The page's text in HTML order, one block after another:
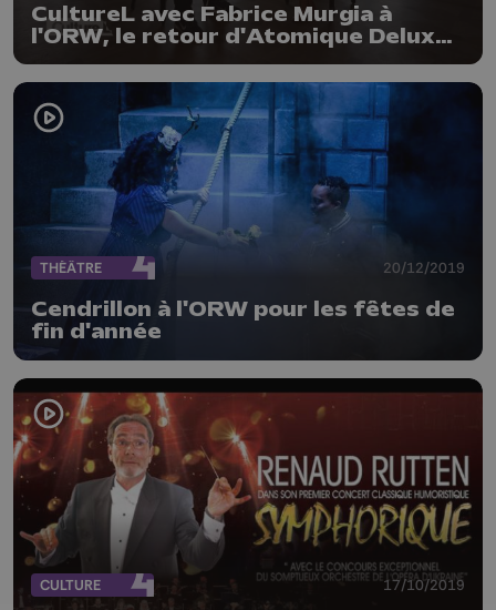
CultureL avec Fabrice Murgia à
l'ORW, le retour d'Atomique Deluxe
et "Libido" au Comédie centrale
THÉÂTRE 20/12/2019
Cendrillon à l'ORW pour les fêtes de
fin d'année
CULTURE 17/10/2019